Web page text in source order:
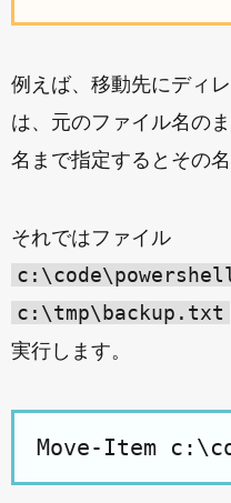
例えば、移動先にディ
は、元のファイル名の
名まで指定するとその
それではファイル
c:\tmp\backup.txt
実行します。